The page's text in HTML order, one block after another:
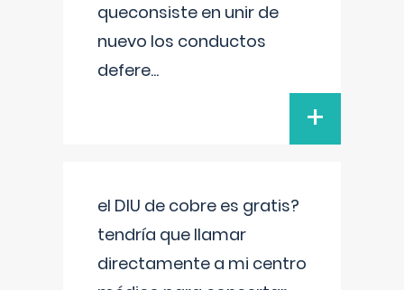
queconsiste en unir de
nuevo los conductos
defere...
+
el DIU de cobre es gratis?
tendría que llamar
directamente a mi centro